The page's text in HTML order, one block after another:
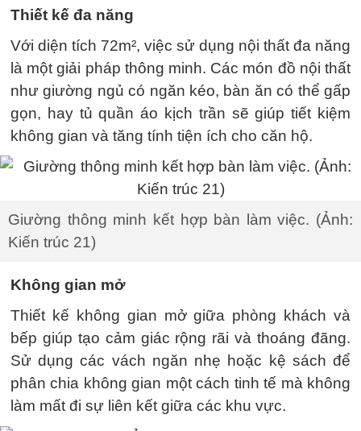
Thiết kế đa năng
Với diện tích 72m², việc sử dụng nội thất đa năng
là một giải pháp thông minh. Các món đồ nội thất
như giường ngủ có ngăn kéo, bàn ăn có thể gấp
gọn, hay tủ quần áo kịch trần sẽ giúp tiết kiệm
không gian và tăng tính tiện ích cho căn hộ.
Giường thông minh kết hợp bàn làm việc. (Ảnh:
Kiến trúc 21)
Không gian mở
Thiết kế không gian mở giữa phòng khách và
bếp giúp tạo cảm giác rộng rãi và thoáng đãng.
Sử dụng các vách ngăn nhẹ hoặc kệ sách để
phân chia không gian một cách tinh tế mà không
làm mất đi sự liên kết giữa các khu vực.